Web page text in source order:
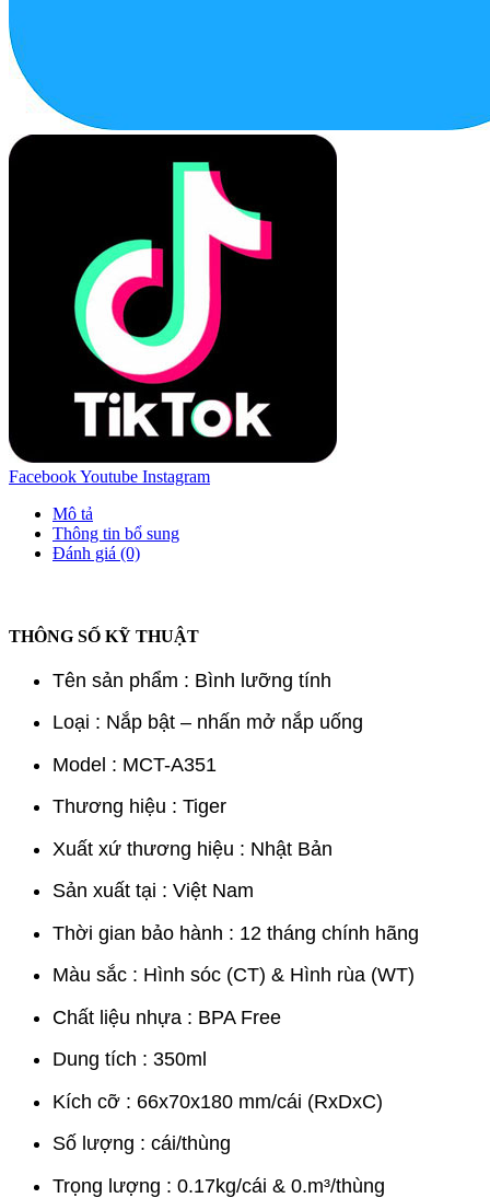
FacebookYoutube Instagram
Mô tả
Thông tin bổ sung
Đánh giá (0)
THÔNG SỐ KỸ THUẬT
Tên sản phẩm : Bình lưỡng tính
Loại : Nắp bật – nhấn mở nắp uống
Model : MCT-A351
Thương hiệu : Tiger
Xuất xứ thương hiệu : Nhật Bản
Sản xuất tại : Việt Nam
Thời gian bảo hành : 12 tháng chính hãng
Màu sắc : Hình sóc (CT) & Hình rùa (WT)
Chất liệu nhựa : BPA Free
Dung tích : 350ml
Kích cỡ : 66x70x180 mm/cái (RxDxC)
Số lượng : cái/thùng
Trọng lượng : 0.17kg/cái & 0.m³/thùng